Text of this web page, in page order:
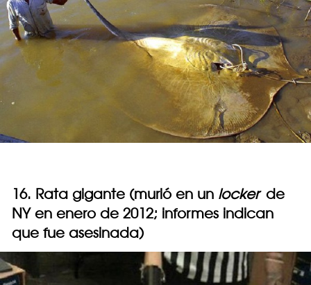
16. Rata gigante (murió en un lockerde
NY en enero de 2012; informes indican
que fue asesinada)